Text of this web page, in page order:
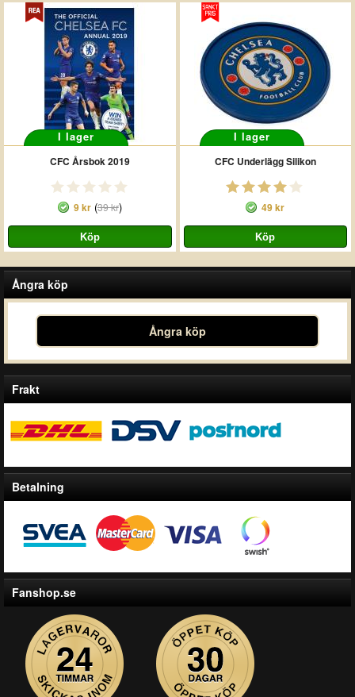
I lager
CFC Årsbok 2019
9 kr(39 kr)
I lager
CFC Underlägg Silikon
49 kr
Ångra köp
Ångra köp
Frakt
Betalning
Fanshop.se